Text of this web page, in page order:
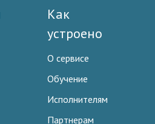
Как
устроено
О сервисе
Обучение
Исполнителям
Партнерам